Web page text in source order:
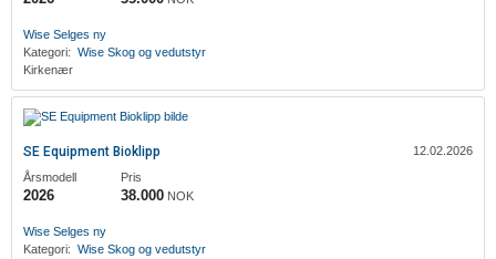
Wise Selges ny
Kategori: Wise Skog og vedutstyr
Kirkenær
SE Equipment Bioklipp
12.02.2026
Årsmodell
2026
Pris
38.000 NOK
Wise Selges ny
Kategori: Wise Skog og vedutstyr